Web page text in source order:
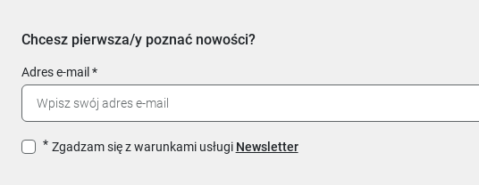
Chcesz pierwsza/y poznać nowości?
Adres e-mail
Zgadzam się z warunkami usługi Newsletter